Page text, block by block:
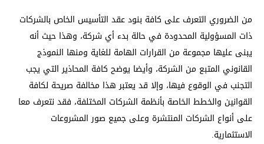
من الضروري التعرف على كافة بنود عقد التأسيس الخاص بالشركات
ذات المسؤولية المحدودة في حالة بدء أي شركة، وهذا حيث أنه
يبنى عليها مجموعة من القرارات الهامة للغاية ومنها النموذج
القانوني المتبع من الشركة، وأيضا يوضح كافة المحاذير التي يجب
التجنب في الوقوع فيها، وإلا قد يعتبر هذا مخالفة صريحة لكافة
القوانين والخطط الخاصة بأنظمة الشركات المختلفة، فقد نتعرف معا
على أنواع الشركات المنتشرة وعلى جميع صور المشروعات
الاستثمارية.